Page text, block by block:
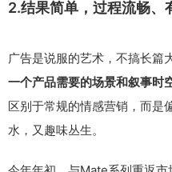
2.结果简单，过程流畅、
广告是说服的艺术，不搞长篇
一个产品需要的场景和叙事时
区别于常规的情感营销，而是
水，又趣味丛生。